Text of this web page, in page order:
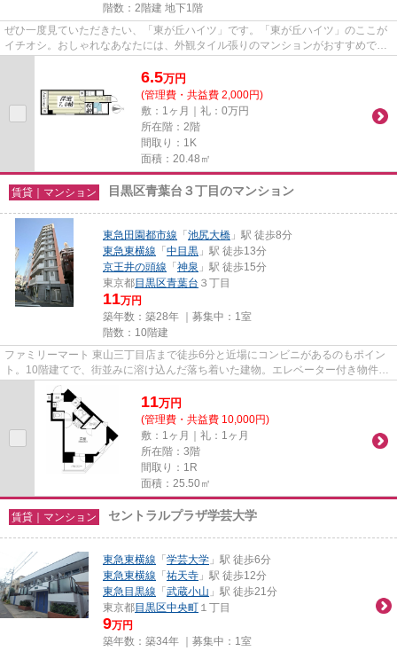
階数：2階建 地下1階
ぜひ一度見ていただきたい、「東が丘ハイツ」です。「東が丘ハイツ」のここが
イチオシ。おしゃれなあなたには、外観タイル張りのマンションがおすすめで
す。駅近くに立地する物件で、...
6.5万円
(管理費・共益費 2,000円)
敷：1ヶ月｜礼：0万円
所在階：2階
間取り：1K
面積：20.48㎡
賃貸｜マンション 目黒区青葉台３丁目のマンション
東急田園都市線 「池尻大橋 」駅 徒歩8分
東急東横線 「中目黒 」駅 徒歩13分
京王井の頭線 「神泉 」駅 徒歩15分
東京都目黒区青葉台 ３丁目
11万円
築年数：築28年 ｜募集中： 1室
階数：10階建
ファミリーマート 東山三丁目店まで徒歩6分と近場にコンビニがあるのもポイン
ト。10階建てで、街並みに溶け込んだ落ち着いた建物。エレベーター付き物件で
す。電車移動の多い方に嬉し...
11万円
(管理費・共益費 10,000円)
敷：1ヶ月｜礼：1ヶ月
所在階：3階
間取り：1R
面積：25.50㎡
賃貸｜マンション セントラルプラザ学芸大学
東急東横線 「学芸大学 」駅 徒歩6分
東急東横線 「祐天寺 」駅 徒歩12分
東急目黒線 「武蔵小山 」駅 徒歩21分
東京都目黒区中央町 １丁目
9万円
築年数：築34年 ｜募集中： 1室